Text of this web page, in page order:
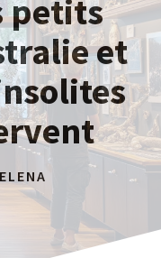
petits
et
ELENA